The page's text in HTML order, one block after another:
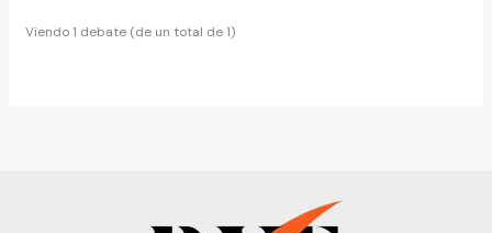
Viendo 1 debate (de un total de 1)